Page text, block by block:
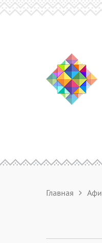
Главная